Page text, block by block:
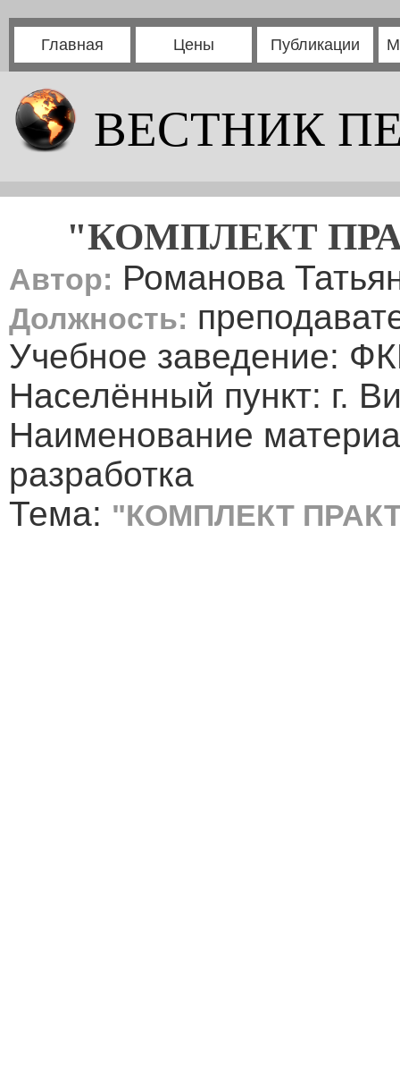
Главная Цены Публикации
ВЕСТНИК
"КОМПЛЕКТ
Автор: Романова
Должность:
Учебное заведение:
Населённый пункт: г.
Наименование
разработка
Тема: "КОМПЛЕКТ